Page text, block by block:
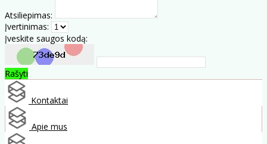
Atsiliepimas:
Įvertinimas:
Įveskite saugos kodą:
Rašyti
Kontaktai
Apie mus